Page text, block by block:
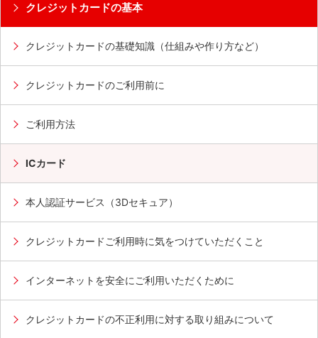
クレジットカードの基本
クレジットカードの基礎知識（仕組みや作り方など）
クレジットカードのご利用前に
ご利用方法
ICカード
本人認証サービス（3Dセキュア）
クレジットカードご利用時に気をつけていただくこと
インターネットを安全にご利用いただくために
クレジットカードの不正利用に対する取り組みについて